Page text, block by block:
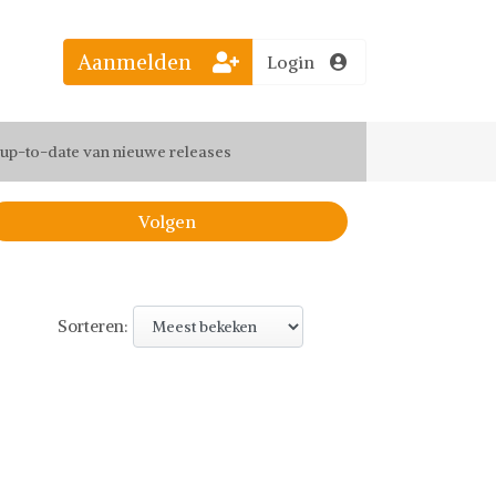
jouw favoriete looks
to-date van nieuwe releases
de leukste items met vrienden
Aanmelden Login
Volgen
Sorteren: